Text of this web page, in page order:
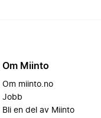
Om Miinto
Om miinto.no
Jobb
Bli en del av Miinto